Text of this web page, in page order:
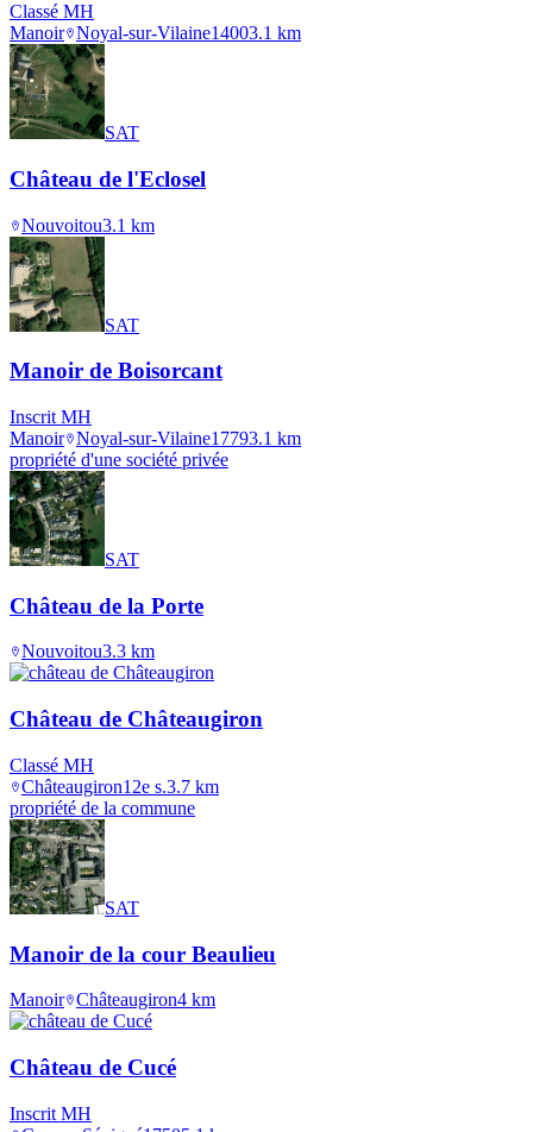
Classé MH
Manoir Noyal-sur-Vilaine14003.1 km
SAT
Château de l'Eclosel
Nouvoitou3.1 km
SAT
Manoir de Boisorcant
Inscrit MH
Manoir Noyal-sur-Vilaine17793.1 km
propriété d'une société privée
SAT
Château de la Porte
Nouvoitou3.3 km
Château de Châteaugiron
Classé MH
Châteaugiron12e s.3.7 km
propriété de la commune
SAT
Manoir de la cour Beaulieu
Manoir Châteaugiron4 km
Château de Cucé
Inscrit MH